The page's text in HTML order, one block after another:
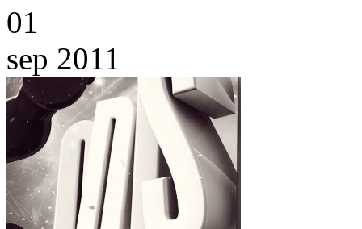
01
sep 2011